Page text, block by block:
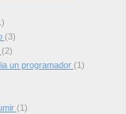
(3)
(2)
un programador (1)
(1)